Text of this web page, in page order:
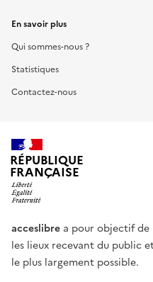
En savoir plus
Qui sommes-nous ?
Statistiques
Contactez-nous
RÉPUBLIQUE
FRANÇAISE
acceslibre a pour objectif de
les lieux recevant du public
le plus largement possible.